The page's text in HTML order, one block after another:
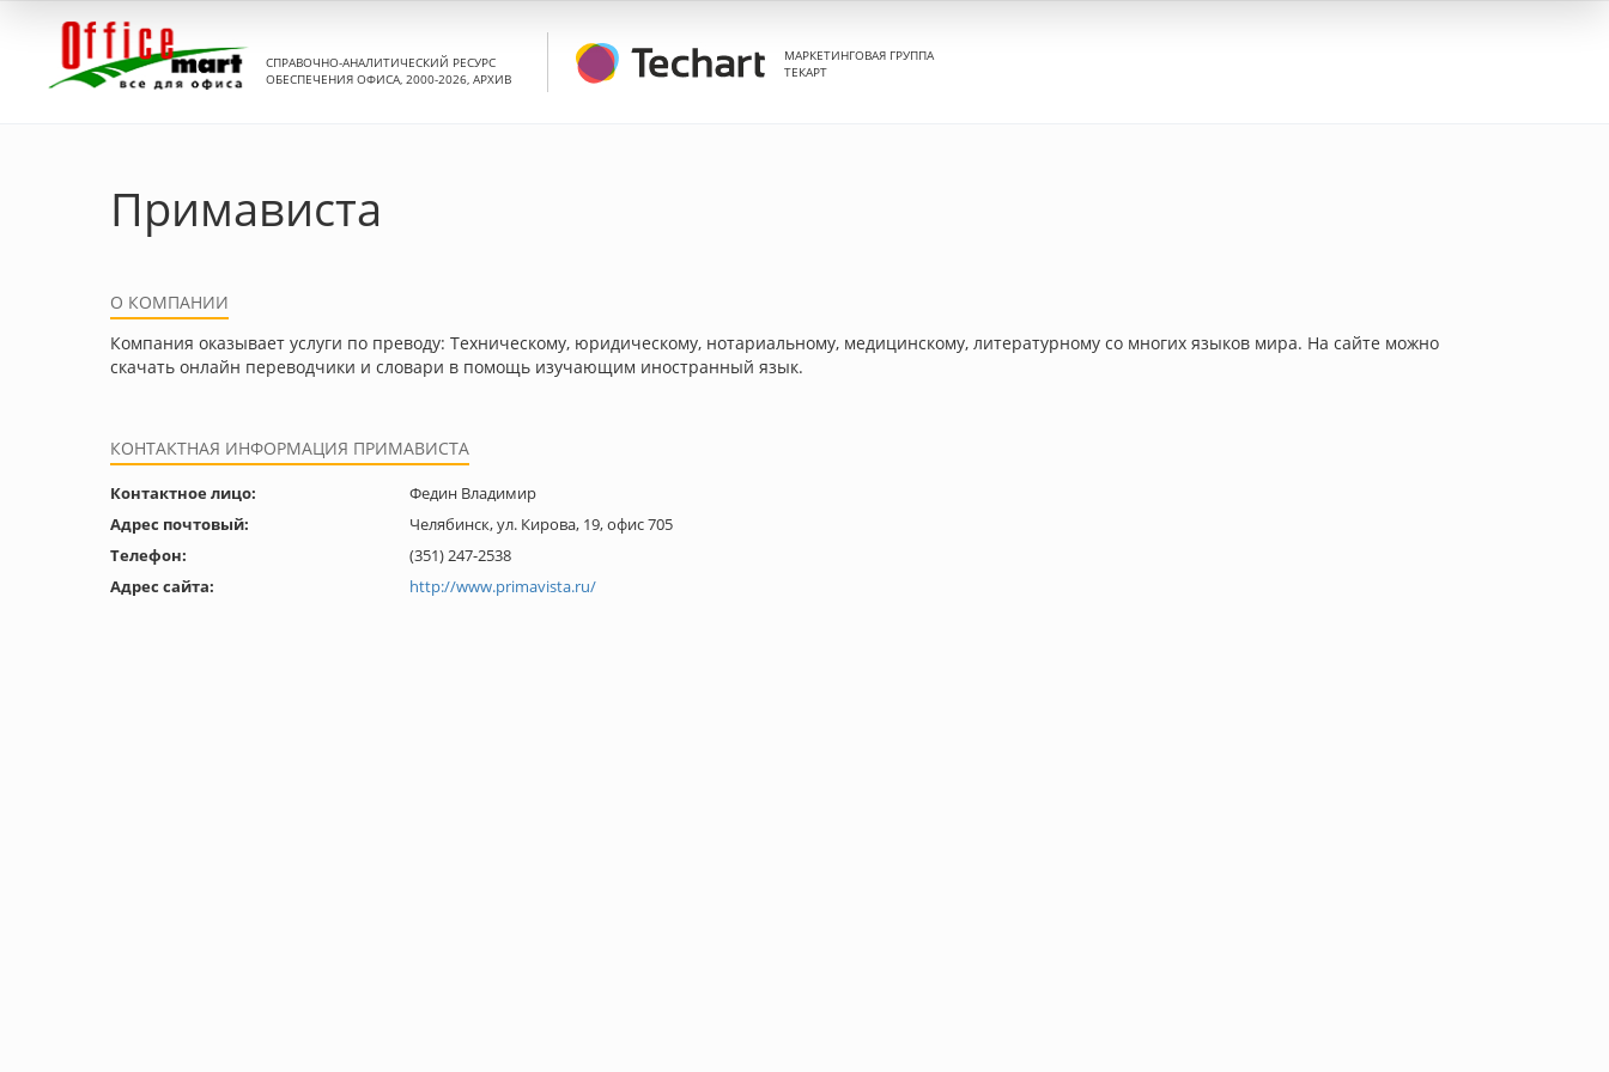
СПРАВОЧНО-АНАЛИТИЧЕСКИЙ РЕСУРС
ОБЕСПЕЧЕНИЯ ОФИСА, 2000-2026, АРХИВ
МАРКЕТИНГОВАЯ ГРУППА
ТЕКАРТ
Примависта
О КОМПАНИИ
Компания оказывает услуги по преводу: Техническому, юридическому, нотариальному, медицинскому, литературному со многих языков мира. На сайте можно
скачать онлайн переводчики и словари в помощь изучающим иностранный язык.
КОНТАКТНАЯ ИНФОРМАЦИЯ ПРИМАВИСТА
Контактное лицо:
Федин Владимир
Адрес почтовый:
Челябинск, ул. Кирова, 19, офис 705
Телефон:
(351) 247-2538
Адрес сайта:
http://www.primavista.ru/